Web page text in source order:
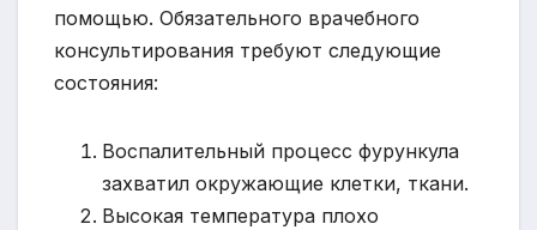
помощью. Обязательного врачебного
консультирования требуют следующие
состояния:
Воспалительный процесс фурункула
захватил окружающие клетки, ткани.
Высокая температура плохо